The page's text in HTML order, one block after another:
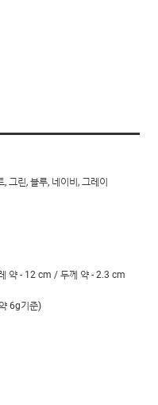
, 그린, 블루, 네이비, 그레이
약 - 12 cm / 두께 약 - 2.3 cm
6g기준)